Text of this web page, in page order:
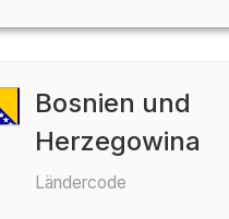
Bosnien und
Herzegowina
Ländercode